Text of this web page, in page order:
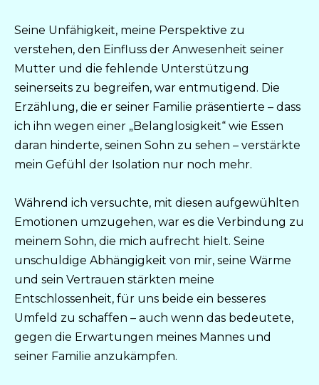
Seine Unfähigkeit, meine Perspektive zu
verstehen, den Einfluss der Anwesenheit seiner
Mutter und die fehlende Unterstützung
seinerseits zu begreifen, war entmutigend. Die
Erzählung, die er seiner Familie präsentierte – dass
ich ihn wegen einer „Belanglosigkeit“ wie Essen
daran hinderte, seinen Sohn zu sehen – verstärkte
mein Gefühl der Isolation nur noch mehr.
Während ich versuchte, mit diesen aufgewühlten
Emotionen umzugehen, war es die Verbindung zu
meinem Sohn, die mich aufrecht hielt. Seine
unschuldige Abhängigkeit von mir, seine Wärme
und sein Vertrauen stärkten meine
Entschlossenheit, für uns beide ein besseres
Umfeld zu schaffen – auch wenn das bedeutete,
gegen die Erwartungen meines Mannes und
seiner Familie anzukämpfen.